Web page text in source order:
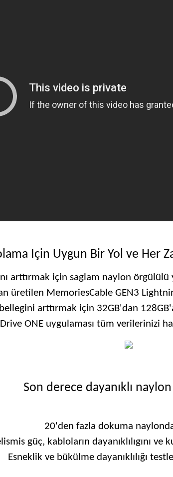
Için Uygun Bir Yol ve Her
arttırmak için saglam naylon
üretilen MemoriesCable GEN3
bellegini arttırmak için 32GB'dan
ONE uygulaması tüm verilerinizi
Son derece dayanıklı
20'den fazla dokuma
güç, kabloların dayanıklılıgını ve
Esneklik ve bükülme dayanıklılığı